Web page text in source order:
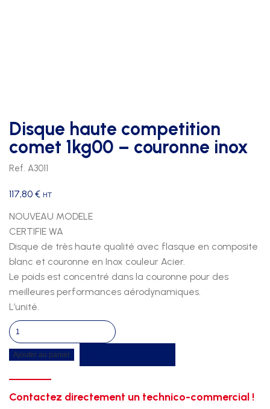
Disque haute competition
comet 1kg00 – couronne inox
Ref. A3011
117,80 € HT
NOUVEAU MODELE
CERTIFIE WA
Disque de très haute qualité avec flasque en composite
blanc et couronne en Inox couleur Acier.
Le poids est concentré dans la couronne pour des
meilleures performances aérodynamiques.
L’unité.
quantité
de
Disque
comet
Ajouter au panier
Contactez directement un technico-commercial !